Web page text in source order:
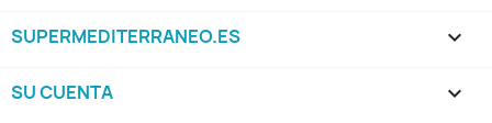
SUPERMEDITERRANEO.ES 
SU CUENTA 